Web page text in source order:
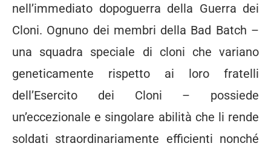
nell’immediato dopoguerra della Guerra dei
Cloni. Ognuno dei membri della Bad Batch –
una squadra speciale di cloni che variano
geneticamente rispetto ai loro fratelli
dell’Esercito dei Cloni – possiede
un’eccezionale e singolare abilità che li rende
soldati straordinariamente efficienti nonché